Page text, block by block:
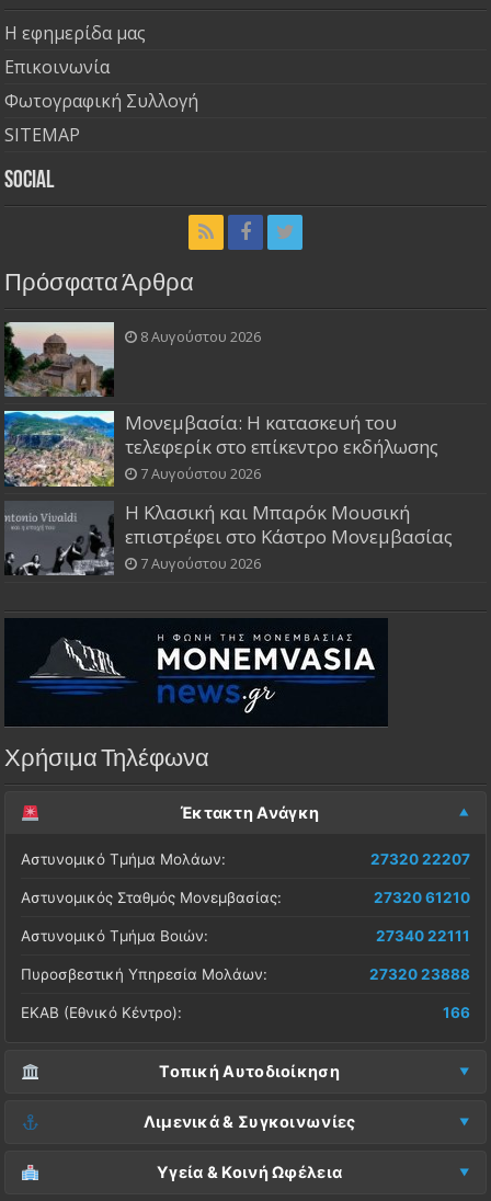
Η εφημερίδα μας
Επικοινωνία
Φωτογραφική Συλλογή
SITEMAP
Social
Πρόσφατα Άρθρα
8 Αυγούστου 2026
Μονεμβασία: Η κατασκευή του
τελεφερίκ στο επίκεντρο εκδήλωσης
7 Αυγούστου 2026
Η Κλασική και Μπαρόκ Μουσική
επιστρέφει στο Κάστρο Μονεμβασίας
7 Αυγούστου 2026
Χρήσιμα Τηλέφωνα
Έκτακτη Ανάγκη
Αστυνομικό Τμήμα Μολάων: 27320 22207
Αστυνομικός Σταθμός Μονεμβασίας: 27320 61210
Αστυνομικό Τμήμα Βοιών: 27340 22111
Πυροσβεστική Υπηρεσία Μολάων: 27320 23888
ΕΚΑΒ (Εθνικό Κέντρο): 166
Τοπική Αυτοδιοίκηση
Δήμος Μονεμβασίας (Έδρα):
Λιμενικά & Συγκοινωνίες
Λιμεναρχείο Μονεμβασίας:
Υγεία & Κοινή Ωφέλεια